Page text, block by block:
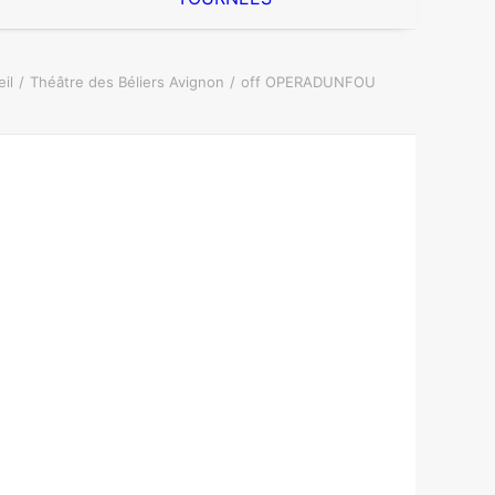
Théâtre des Béliers Avignon off OPERADUNFOU